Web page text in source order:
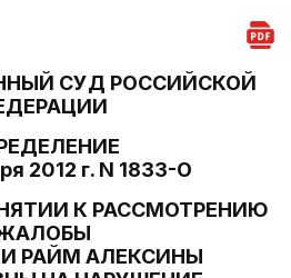
СУД РОССИЙСКОЙ
2012 г. N 1833-О
К РАССМОТРЕНИЮ
РАЙМ АЛЕКСИНЫ